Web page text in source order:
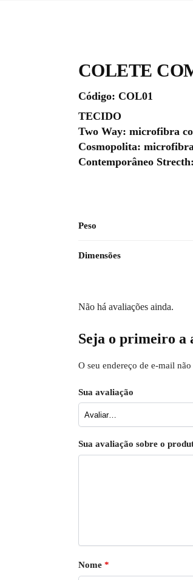
COLETE
Código: COL01
TECIDO
Two Way: microfibra
Cosmopolita:
Contemporâneo
Peso
Dimensões
Não há avaliações ainda.
Seja o primeiro
O seu endereço de e-mail
Sua avaliação
Sua avaliação sobre o
Nome *